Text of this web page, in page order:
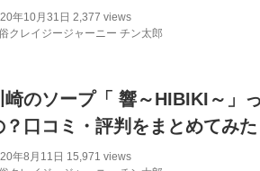
年10月31日 2,377 views
クレイジージャーニー チン太郎
崎のソープ「 響～HIBIKI～」
？口コミ・評判をまとめてみた
年8月11日 15,971 views